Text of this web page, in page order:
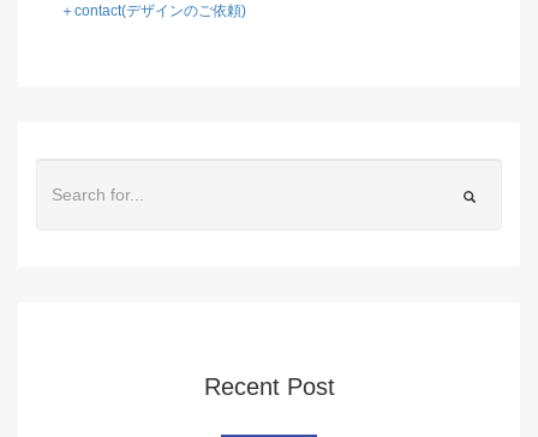
＋contact(デザインのご依頼)
Recent Post